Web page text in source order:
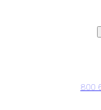
800